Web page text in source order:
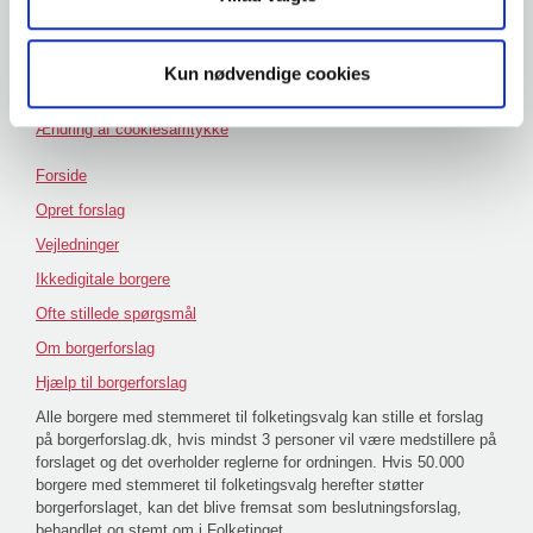
Kun nødvendige cookies
Andre hjemmesider
Ændring af cookiesamtykke
Forside
Opret forslag
Vejledninger
Ikkedigitale borgere
Ofte stillede spørgsmål
Om borgerforslag
Hjælp til borgerforslag
Alle borgere med stemmeret til folketingsvalg kan stille et forslag
på borgerforslag.dk, hvis mindst 3 personer vil være medstillere på
forslaget og det overholder reglerne for ordningen. Hvis 50.000
borgere med stemmeret til folketingsvalg herefter støtter
borgerforslaget, kan det blive fremsat som beslutningsforslag,